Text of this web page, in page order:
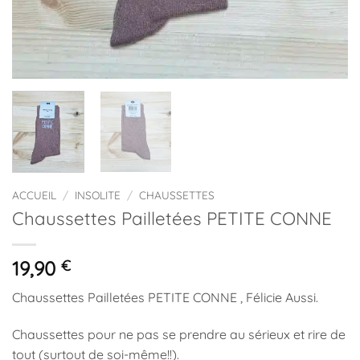
ACCUEIL / INSOLITE / CHAUSSETTES
Chaussettes Pailletées PETITE CONNE
19,90 €
Chaussettes Pailletées PETITE CONNE , Félicie Aussi.
Chaussettes pour ne pas se prendre au sérieux et rire de
tout (surtout de soi-même!!).